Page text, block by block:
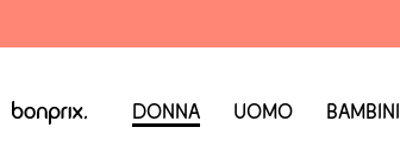
Donna Uomo Bambini